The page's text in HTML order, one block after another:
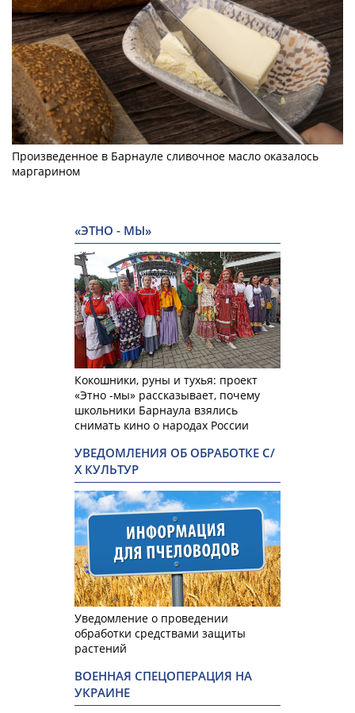
Произведенное в Барнауле сливочное масло оказалось
маргарином
«ЭТНО - МЫ»
Кокошники, руны и тухья: проект
«Этно -мы» рассказывает, почему
школьники Барнаула взялись
снимать кино о народах России
УВЕДОМЛЕНИЯ ОБ ОБРАБОТКЕ С/
Х КУЛЬТУР
Уведомление о проведении
обработки средствами защиты
растений
ВОЕННАЯ СПЕЦОПЕРАЦИЯ НА
УКРАИНЕ